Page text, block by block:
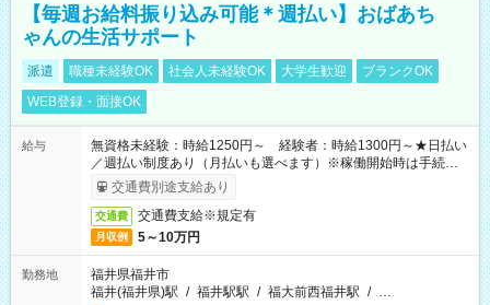
【毎週お給料振り込み可能＊週払い】おばあち
ゃんの生活サポート
派遣 職種未経験OK 社会人未経験OK 大学生歓迎
ブランクOK
WEB登録・面接OK
給与
無資格未経験：時給1250円～ 経験者：時給1300円～★日払い
／週払い制度あり（月払いも選べます）※稼働開始時は手続き完
了次第のお支払いとなります。
交通費別途支給あり
交通費 交通費支給※規定有
月収例 5～10万円
勤務地
福井県福井市
福井(福井県)駅 / 福井駅駅 / 福大前西福井駅 / …